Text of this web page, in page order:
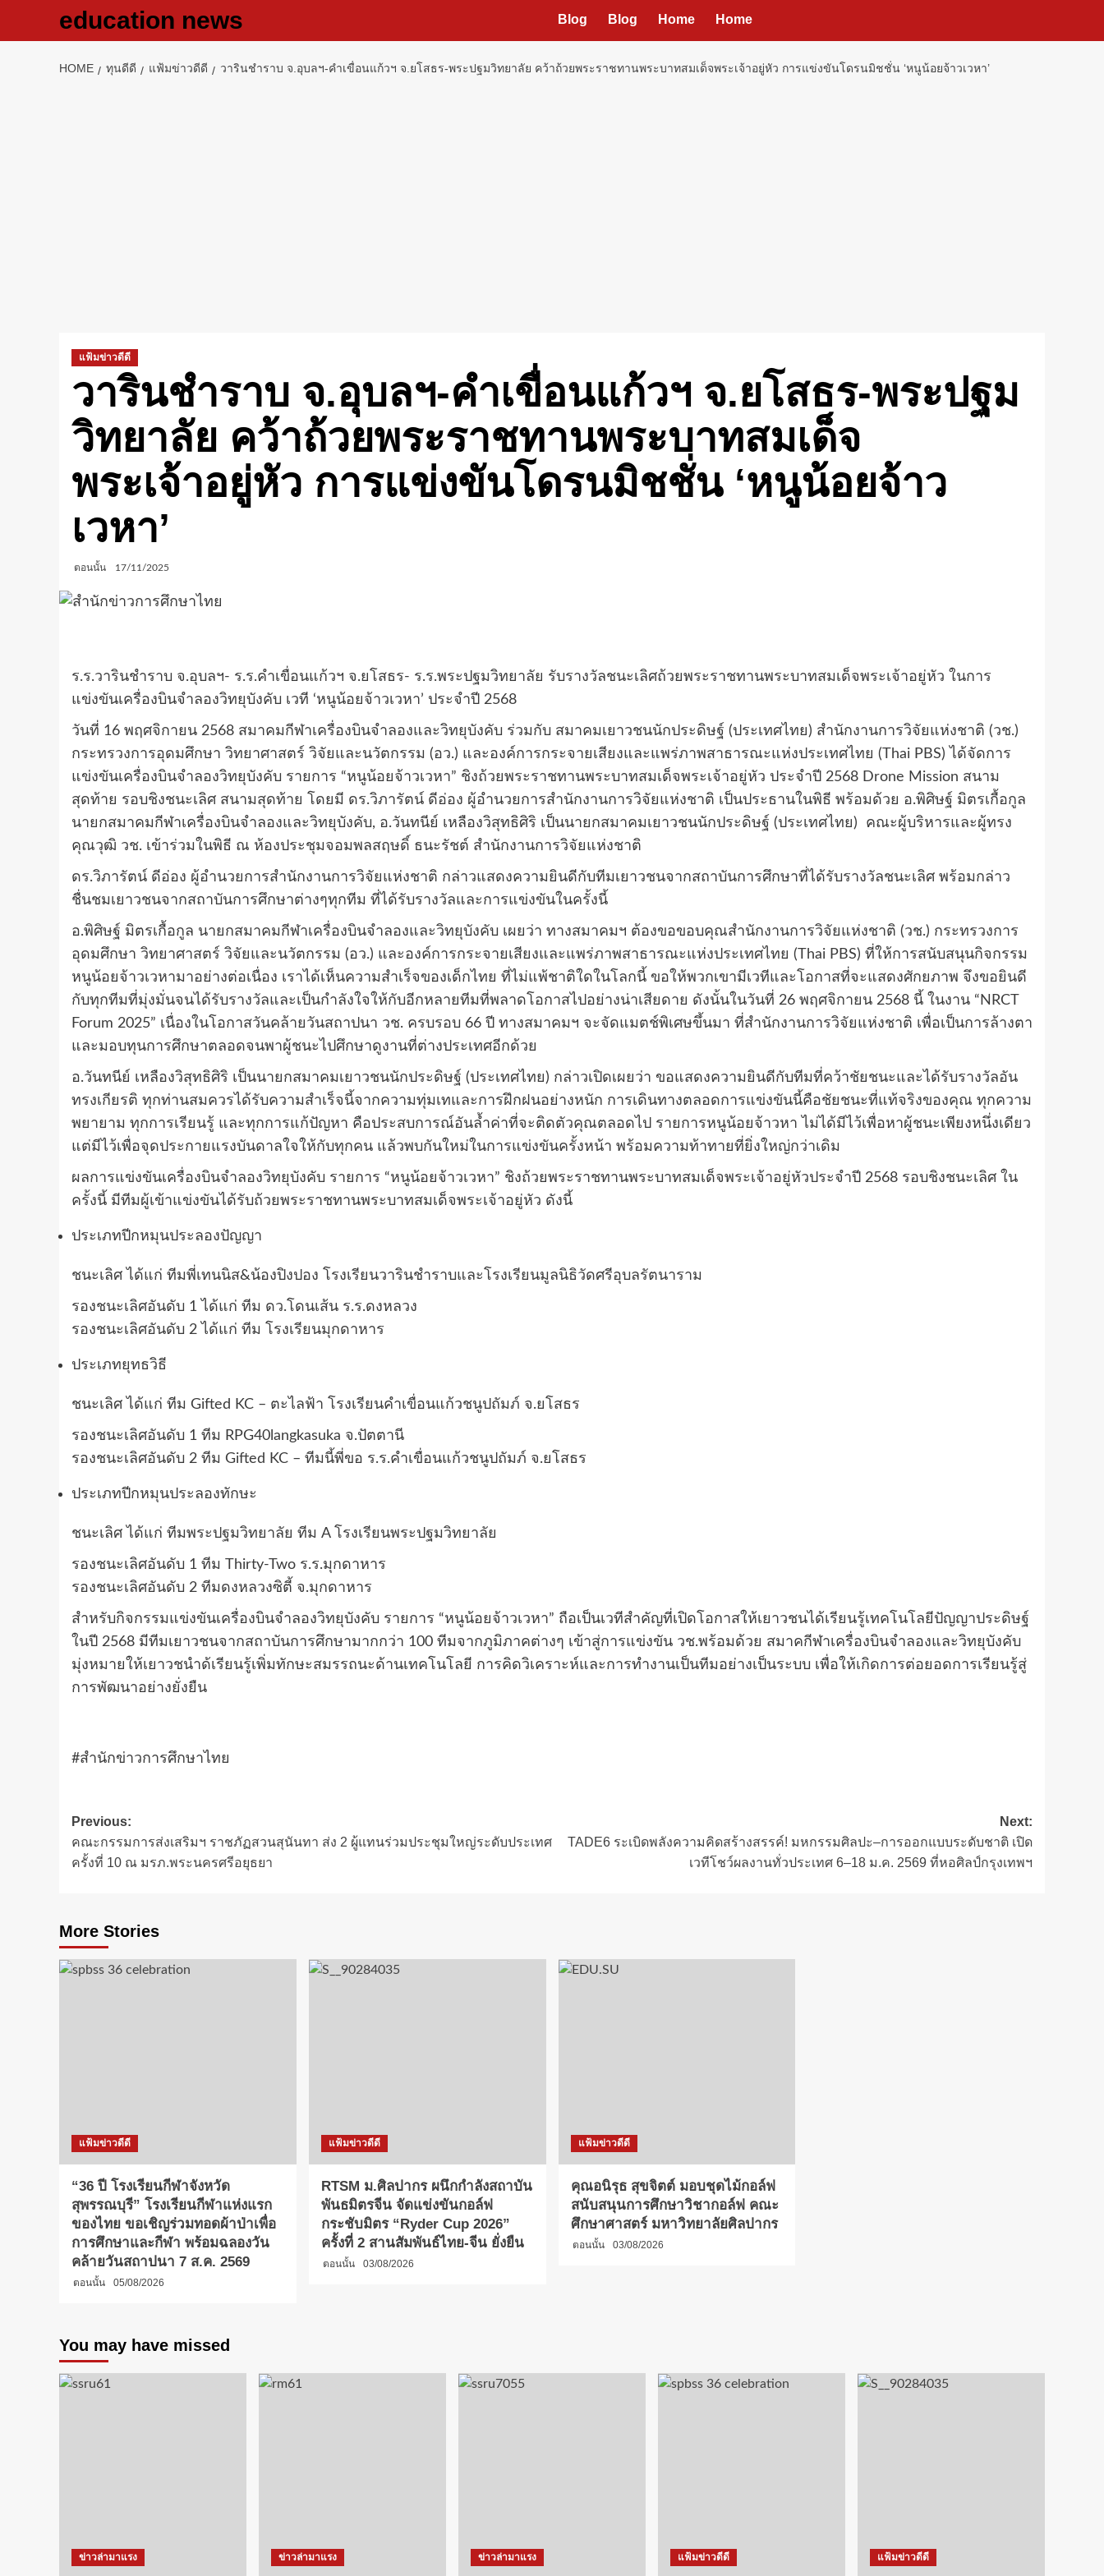
education news Blog Blog Home Home
HOME ทุนดีดี แฟ้มข่าวดีดี วารินชำราบ จ.อุบลฯ-คำเขื่อนแก้วฯ จ.ยโสธร-พระปฐมวิทยาลัย คว้าถ้วยพระราชทานพระบาทสมเด็จพระเจ้าอยู่หัว การแข่งขันโดรนมิชชั่น ‘หนูน้อยจ้าวเวหา’
แฟ้มข่าวดีดี
วารินชำราบ จ.อุบลฯ-คำเขื่อนแก้วฯ จ.ยโสธร-พระปฐม
วิทยาลัย คว้าถ้วยพระราชทานพระบาทสมเด็จ
พระเจ้าอยู่หัว การแข่งขันโดรนมิชชั่น ‘หนูน้อยจ้าว
เวหา’
ตอนนั้น 17/11/2025
ร.ร.วารินชำราบ จ.อุบลฯ- ร.ร.คำเขื่อนแก้วฯ จ.ยโสธร- ร.ร.พระปฐมวิทยาลัย รับรางวัลชนะเลิศถ้วยพระราชทานพระบาทสมเด็จพระเจ้าอยู่หัว ในการ
แข่งขันเครื่องบินจำลองวิทยุบังคับ เวที ‘หนูน้อยจ้าวเวหา’ ประจำปี 2568
วันที่ 16 พฤศจิกายน 2568 สมาคมกีฬาเครื่องบินจำลองและวิทยุบังคับ ร่วมกับ สมาคมเยาวชนนักประดิษฐ์ (ประเทศไทย) สำนักงานการวิจัยแห่งชาติ (วช.)
กระทรวงการอุดมศึกษา วิทยาศาสตร์ วิจัยและนวัตกรรม (อว.) และองค์การกระจายเสียงและแพร่ภาพสาธารณะแห่งประเทศไทย (Thai PBS) ได้จัดการ
แข่งขันเครื่องบินจำลองวิทยุบังคับ รายการ “หนูน้อยจ้าวเวหา” ชิงถ้วยพระราชทานพระบาทสมเด็จพระเจ้าอยู่หัว ประจำปี 2568 Drone Mission สนาม
สุดท้าย รอบชิงชนะเลิศ สนามสุดท้าย โดยมี ดร.วิภารัตน์ ดีอ่อง ผู้อำนวยการสำนักงานการวิจัยแห่งชาติ เป็นประธานในพิธี พร้อมด้วย อ.พิศิษฐ์ มิตรเกื้อกูล
นายกสมาคมกีฬาเครื่องบินจำลองและวิทยุบังคับ, อ.วันทนีย์ เหลืองวิสุทธิศิริ เป็นนายกสมาคมเยาวชนนักประดิษฐ์ (ประเทศไทย) คณะผู้บริหารและผู้ทรง
คุณวุฒิ วช. เข้าร่วมในพิธี ณ ห้องประชุมจอมพลสฤษดิ์ ธนะรัชต์ สำนักงานการวิจัยแห่งชาติ
ดร.วิภารัตน์ ดีอ่อง ผู้อำนวยการสำนักงานการวิจัยแห่งชาติ กล่าวแสดงความยินดีกับทีมเยาวชนจากสถาบันการศึกษาที่ได้รับรางวัลชนะเลิศ พร้อมกล่าว
ชื่นชมเยาวชนจากสถาบันการศึกษาต่างๆทุกทีม ที่ได้รับรางวัลและการแข่งขันในครั้งนี้
อ.พิศิษฐ์ มิตรเกื้อกูล นายกสมาคมกีฬาเครื่องบินจำลองและวิทยุบังคับ เผยว่า ทางสมาคมฯ ต้องขอขอบคุณสำนักงานการวิจัยแห่งชาติ (วช.) กระทรวงการ
อุดมศึกษา วิทยาศาสตร์ วิจัยและนวัตกรรม (อว.) และองค์การกระจายเสียงและแพร่ภาพสาธารณะแห่งประเทศไทย (Thai PBS) ที่ให้การสนับสนุนกิจกรรม
หนูน้อยจ้าวเวหามาอย่างต่อเนื่อง เราได้เห็นความสำเร็จของเด็กไทย ที่ไม่แพ้ชาติใดในโลกนี้ ขอให้พวกเขามีเวทีและโอกาสที่จะแสดงศักยภาพ จึงขอยินดี
กับทุกทีมที่มุ่งมั่นจนได้รับรางวัลและเป็นกำลังใจให้กับอีกหลายทีมที่พลาดโอกาสไปอย่างน่าเสียดาย ดังนั้นในวันที่ 26 พฤศจิกายน 2568 นี้ ในงาน “NRCT
Forum 2025” เนื่องในโอกาสวันคล้ายวันสถาปนา วช. ครบรอบ 66 ปี ทางสมาคมฯ จะจัดแมตช์พิเศษขึ้นมา ที่สำนักงานการวิจัยแห่งชาติ เพื่อเป็นการล้างตา
และมอบทุนการศึกษาตลอดจนพาผู้ชนะไปศึกษาดูงานที่ต่างประเทศอีกด้วย
อ.วันทนีย์ เหลืองวิสุทธิศิริ เป็นนายกสมาคมเยาวชนนักประดิษฐ์ (ประเทศไทย) กล่าวเปิดเผยว่า ขอแสดงความยินดีกับทีมที่คว้าชัยชนะและได้รับรางวัลอัน
ทรงเกียรติ ทุกท่านสมควรได้รับความสำเร็จนี้จากความทุ่มเทและการฝึกฝนอย่างหนัก การเดินทางตลอดการแข่งขันนี้คือชัยชนะที่แท้จริงของคุณ ทุกความ
พยายาม ทุกการเรียนรู้ และทุกการแก้ปัญหา คือประสบการณ์อันล้ำค่าที่จะติดตัวคุณตลอดไป รายการหนูน้อยจ้าวหา ไม่ได้มีไว้เพื่อหาผู้ชนะเพียงหนึ่งเดียว
แต่มีไว้เพื่อจุดประกายแรงบันดาลใจให้กับทุกคน แล้วพบกันใหม่ในการแข่งขันครั้งหน้า พร้อมความท้าทายที่ยิ่งใหญ่กว่าเดิม
ผลการแข่งขันเครื่องบินจำลองวิทยุบังคับ รายการ “หนูน้อยจ้าวเวหา” ชิงถ้วยพระราชทานพระบาทสมเด็จพระเจ้าอยู่หัวประจำปี 2568 รอบชิงชนะเลิศ ใน
ครั้งนี้ มีทีมผู้เข้าแข่งขันได้รับถ้วยพระราชทานพระบาทสมเด็จพระเจ้าอยู่หัว ดังนี้
ประเภทปีกหมุนประลองปัญญา
ชนะเลิศ ได้แก่ ทีมพี่เทนนิส&น้องปิงปอง โรงเรียนวารินชำราบและโรงเรียนมูลนิธิวัดศรีอุบลรัตนาราม
รองชนะเลิศอันดับ 1 ได้แก่ ทีม ดว.โดนเส้น ร.ร.ดงหลวง
รองชนะเลิศอันดับ 2 ได้แก่ ทีม โรงเรียนมุกดาหาร
ประเภทยุทธวิธี
ชนะเลิศ ได้แก่ ทีม Gifted KC – ตะไลฟ้า โรงเรียนคำเขื่อนแก้วชนูปถัมภ์ จ.ยโสธร
รองชนะเลิศอันดับ 1 ทีม RPG40langkasuka จ.ปัตตานี
รองชนะเลิศอันดับ 2 ทีม Gifted KC – ทีมนี้พี่ขอ ร.ร.คำเขื่อนแก้วชนูปถัมภ์ จ.ยโสธร
ประเภทปีกหมุนประลองทักษะ
ชนะเลิศ ได้แก่ ทีมพระปฐมวิทยาลัย ทีม A โรงเรียนพระปฐมวิทยาลัย
รองชนะเลิศอันดับ 1 ทีม Thirty-Two ร.ร.มุกดาหาร
รองชนะเลิศอันดับ 2 ทีมดงหลวงซิตี้ จ.มุกดาหาร
สำหรับกิจกรรมแข่งขันเครื่องบินจำลองวิทยุบังคับ รายการ “หนูน้อยจ้าวเวหา” ถือเป็นเวทีสำคัญที่เปิดโอกาสให้เยาวชนได้เรียนรู้เทคโนโลยีปัญญาประดิษฐ์
ในปี 2568 มีทีมเยาวชนจากสถาบันการศึกษามากกว่า 100 ทีมจากภูมิภาคต่างๆ เข้าสู่การแข่งขัน วช.พร้อมด้วย สมาคกีฬาเครื่องบินจำลองและวิทยุบังคับ
มุ่งหมายให้เยาวชนำด้เรียนรู้เพิ่มทักษะสมรรถนะด้านเทคโนโลยี การคิดวิเคราะห์และการทำงานเป็นทีมอย่างเป็นระบบ เพื่อให้เกิดการต่อยอดการเรียนรู้สู่
การพัฒนาอย่างยั่งยืน
#สำนักข่าวการศึกษาไทย
Post
navigation
Previous:
คณะกรรมการส่งเสริมฯ ราชภัฏสวนสุนันทา ส่ง 2 ผู้แทนร่วมประชุมใหญ่ระดับประเทศ
ครั้งที่ 10 ณ มรภ.พระนครศรีอยุธยา
Next:
TADE6 ระเบิดพลังความคิดสร้างสรรค์! มหกรรมศิลปะ–การออกแบบระดับชาติ เปิด
เวทีโชว์ผลงานทั่วประเทศ 6–18 ม.ค. 2569 ที่หอศิลป์กรุงเทพฯ
More Stories
แฟ้มข่าวดีดี
“36 ปี โรงเรียนกีฬาจังหวัด
สุพรรณบุรี” โรงเรียนกีฬาแห่งแรก
ของไทย ขอเชิญร่วมทอดผ้าป่าเพื่อ
การศึกษาและกีฬา พร้อมฉลองวัน
คล้ายวันสถาปนา 7 ส.ค. 2569
ตอนนั้น 05/08/2026
แฟ้มข่าวดีดี
RTSM ม.ศิลปากร ผนึกกำลังสถาบัน
พันธมิตรจีน จัดแข่งขันกอล์ฟ
กระชับมิตร “Ryder Cup 2026”
ครั้งที่ 2 สานสัมพันธ์ไทย-จีน ยั่งยืน
ตอนนั้น 03/08/2026
แฟ้มข่าวดีดี
คุณอนิรุธ สุขจิตต์ มอบชุดไม้กอล์ฟ
สนับสนุนการศึกษาวิชากอล์ฟ คณะ
ศึกษาศาสตร์ มหาวิทยาลัยศิลปากร
ตอนนั้น 03/08/2026
You may have missed
ข่าวล่ามาแรง ข่าวล่ามาแรง ข่าวล่ามาแรง แฟ้มข่าวดีดี แฟ้มข่าวดีดี